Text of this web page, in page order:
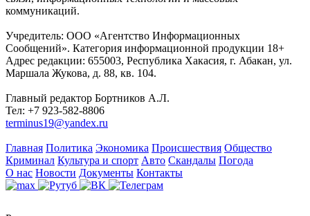
коммуникаций.
Учредитель: ООО «Агентство Информационных
Сообщений». Категория информационной продукции 18+
Адрес редакции: 655003, Республика Хакасия, г. Абакан, ул.
Маршала Жукова, д. 88, кв. 104.
Главный редактор Бортников А.Л.
Тел: +7 923-582-8806
terminus19@yandex.ru
Главная Политика Экономика Происшествия Общество
Криминал Культура и спорт Авто Скандалы Погода
О нас Новости Документы Контакты